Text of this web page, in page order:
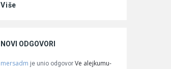
Više
NOVI ODGOVORI
mersadm je unio odgovor Ve alejkumu-